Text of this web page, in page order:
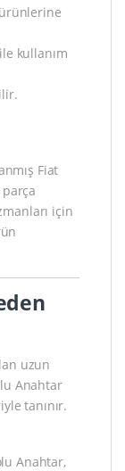
kullanım
Fiat
parça
için
uzun
Anahtar
tanınır.
Anahtar,